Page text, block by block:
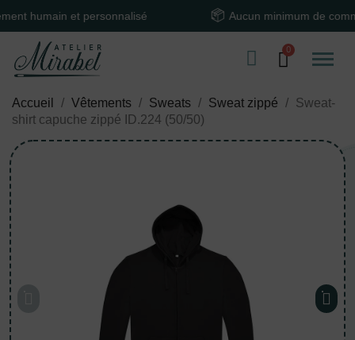
et personnalisé Aucun minimum de commande
Accueil Vêtements Sweats Sweat zippé
Sweat-
shirt capuche zippé ID.224 (50/50)